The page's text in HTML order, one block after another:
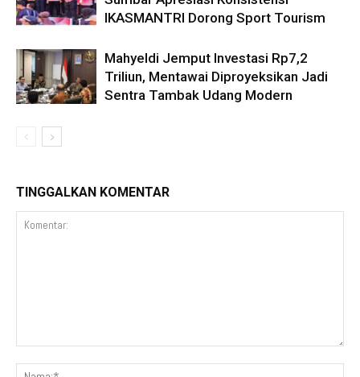
IKASMANTRI Dorong Sport Tourism
Mahyeldi Jemput Investasi Rp7,2
Triliun, Mentawai Diproyeksikan Jadi
Sentra Tambak Udang Modern
TINGGALKAN KOMENTAR